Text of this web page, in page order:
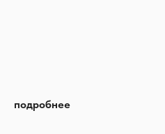
подробнее